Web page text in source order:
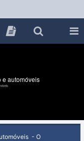
e automóveis
- O